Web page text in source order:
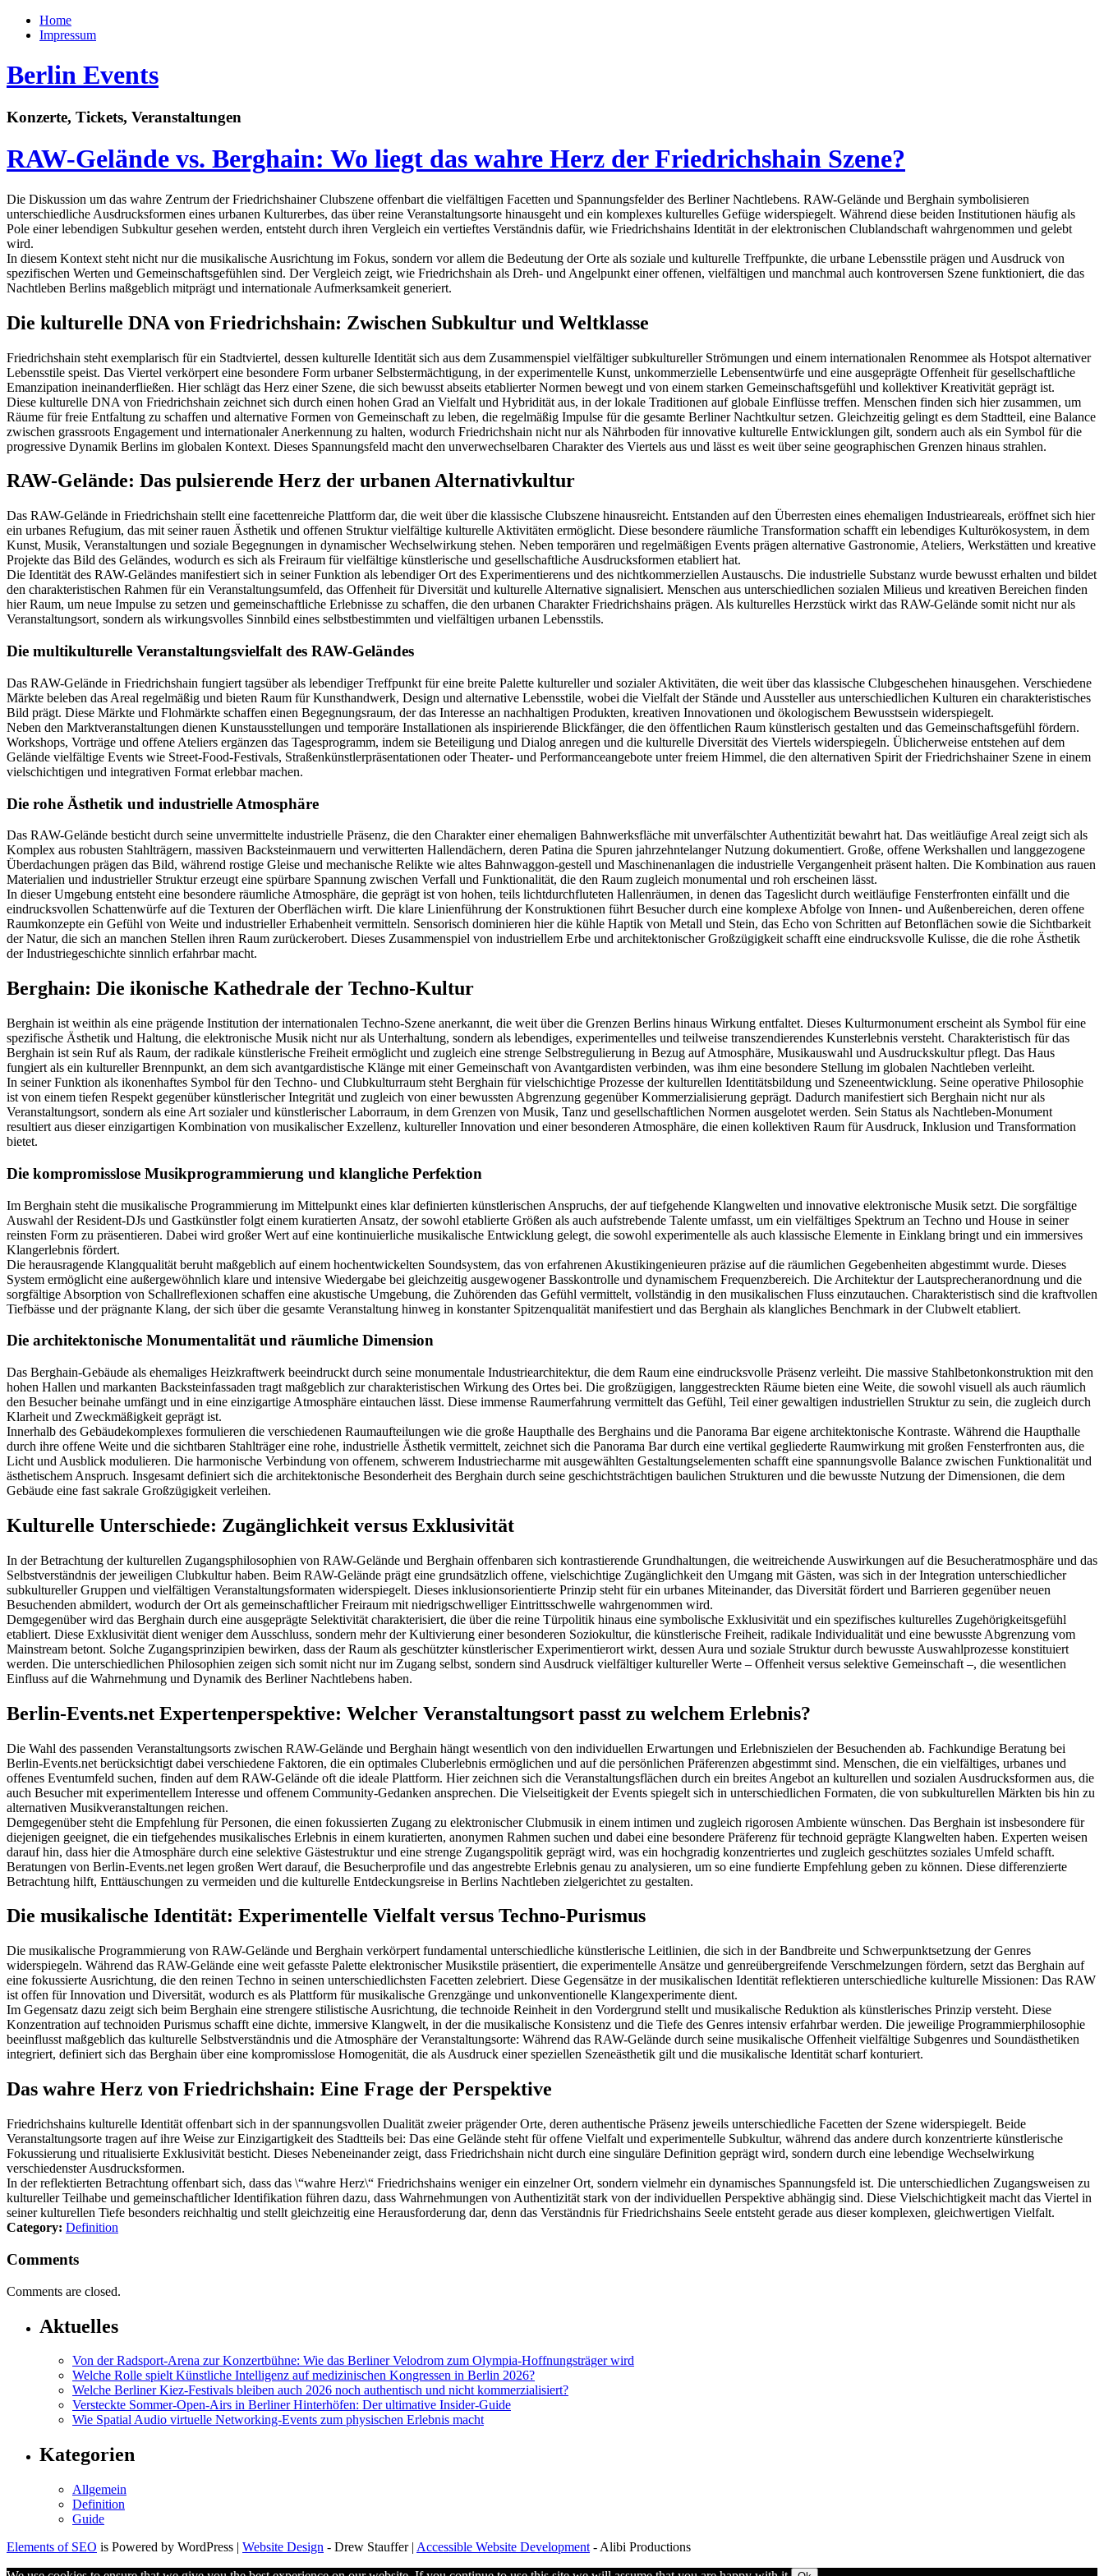
Home
Impressum
Berlin Events
Konzerte, Tickets, Veranstaltungen
RAW-Gelände vs. Berghain: Wo liegt das wahre Herz der Friedrichshain Szene?
Die Diskussion um das wahre Zentrum der Friedrichshainer Clubszene offenbart die vielfältigen Facetten und Spannungsfelder des Berliner Nachtlebens. RAW-Gelände und Berghain symbolisieren
unterschiedliche Ausdrucksformen eines urbanen Kulturerbes, das über reine Veranstaltungsorte hinausgeht und ein komplexes kulturelles Gefüge widerspiegelt. Während diese beiden Institutionen häufig als
Pole einer lebendigen Subkultur gesehen werden, entsteht durch ihren Vergleich ein vertieftes Verständnis dafür, wie Friedrichshains Identität in der elektronischen Clublandschaft wahrgenommen und gelebt
wird.
In diesem Kontext steht nicht nur die musikalische Ausrichtung im Fokus, sondern vor allem die Bedeutung der Orte als soziale und kulturelle Treffpunkte, die urbane Lebensstile prägen und Ausdruck von
spezifischen Werten und Gemeinschaftsgefühlen sind. Der Vergleich zeigt, wie Friedrichshain als Dreh- und Angelpunkt einer offenen, vielfältigen und manchmal auch kontroversen Szene funktioniert, die das
Nachtleben Berlins maßgeblich mitprägt und internationale Aufmerksamkeit generiert.
Die kulturelle DNA von Friedrichshain: Zwischen Subkultur und Weltklasse
Friedrichshain steht exemplarisch für ein Stadtviertel, dessen kulturelle Identität sich aus dem Zusammenspiel vielfältiger subkultureller Strömungen und einem internationalen Renommee als Hotspot alternativer
Lebensstile speist. Das Viertel verkörpert eine besondere Form urbaner Selbstermächtigung, in der experimentelle Kunst, unkommerzielle Lebensentwürfe und eine ausgeprägte Offenheit für gesellschaftliche
Emanzipation ineinanderfließen. Hier schlägt das Herz einer Szene, die sich bewusst abseits etablierter Normen bewegt und von einem starken Gemeinschaftsgefühl und kollektiver Kreativität geprägt ist.
Diese kulturelle DNA von Friedrichshain zeichnet sich durch einen hohen Grad an Vielfalt und Hybridität aus, in der lokale Traditionen auf globale Einflüsse treffen. Menschen finden sich hier zusammen, um
Räume für freie Entfaltung zu schaffen und alternative Formen von Gemeinschaft zu leben, die regelmäßig Impulse für die gesamte Berliner Nachtkultur setzen. Gleichzeitig gelingt es dem Stadtteil, eine Balance
zwischen grassroots Engagement und internationaler Anerkennung zu halten, wodurch Friedrichshain nicht nur als Nährboden für innovative kulturelle Entwicklungen gilt, sondern auch als ein Symbol für die
progressive Dynamik Berlins im globalen Kontext. Dieses Spannungsfeld macht den unverwechselbaren Charakter des Viertels aus und lässt es weit über seine geographischen Grenzen hinaus strahlen.
RAW-Gelände: Das pulsierende Herz der urbanen Alternativkultur
Das RAW-Gelände in Friedrichshain stellt eine facettenreiche Plattform dar, die weit über die klassische Clubszene hinausreicht. Entstanden auf den Überresten eines ehemaligen Industrieareals, eröffnet sich hier
ein urbanes Refugium, das mit seiner rauen Ästhetik und offenen Struktur vielfältige kulturelle Aktivitäten ermöglicht. Diese besondere räumliche Transformation schafft ein lebendiges Kulturökosystem, in dem
Kunst, Musik, Veranstaltungen und soziale Begegnungen in dynamischer Wechselwirkung stehen. Neben temporären und regelmäßigen Events prägen alternative Gastronomie, Ateliers, Werkstätten und kreative
Projekte das Bild des Geländes, wodurch es sich als Freiraum für vielfältige künstlerische und gesellschaftliche Ausdrucksformen etabliert hat.
Die Identität des RAW-Geländes manifestiert sich in seiner Funktion als lebendiger Ort des Experimentierens und des nichtkommerziellen Austauschs. Die industrielle Substanz wurde bewusst erhalten und bildet
den charakteristischen Rahmen für ein Veranstaltungsumfeld, das Offenheit für Diversität und kulturelle Alternative signalisiert. Menschen aus unterschiedlichen sozialen Milieus und kreativen Bereichen finden
hier Raum, um neue Impulse zu setzen und gemeinschaftliche Erlebnisse zu schaffen, die den urbanen Charakter Friedrichshains prägen. Als kulturelles Herzstück wirkt das RAW-Gelände somit nicht nur als
Veranstaltungsort, sondern als wirkungsvolles Sinnbild eines selbstbestimmten und vielfältigen urbanen Lebensstils.
Die multikulturelle Veranstaltungsvielfalt des RAW-Geländes
Das RAW-Gelände in Friedrichshain fungiert tagsüber als lebendiger Treffpunkt für eine breite Palette kultureller und sozialer Aktivitäten, die weit über das klassische Clubgeschehen hinausgehen. Verschiedene
Märkte beleben das Areal regelmäßig und bieten Raum für Kunsthandwerk, Design und alternative Lebensstile, wobei die Vielfalt der Stände und Aussteller aus unterschiedlichen Kulturen ein charakteristisches
Bild prägt. Diese Märkte und Flohmärkte schaffen einen Begegnungsraum, der das Interesse an nachhaltigen Produkten, kreativen Innovationen und ökologischem Bewusstsein widerspiegelt.
Neben den Marktveranstaltungen dienen Kunstausstellungen und temporäre Installationen als inspirierende Blickfänger, die den öffentlichen Raum künstlerisch gestalten und das Gemeinschaftsgefühl fördern.
Workshops, Vorträge und offene Ateliers ergänzen das Tagesprogramm, indem sie Beteiligung und Dialog anregen und die kulturelle Diversität des Viertels widerspiegeln. Üblicherweise entstehen auf dem
Gelände vielfältige Events wie Street-Food-Festivals, Straßenkünstlerpräsentationen oder Theater- und Performanceangebote unter freiem Himmel, die den alternativen Spirit der Friedrichshainer Szene in einem
vielschichtigen und integrativen Format erlebbar machen.
Die rohe Ästhetik und industrielle Atmosphäre
Das RAW-Gelände besticht durch seine unvermittelte industrielle Präsenz, die den Charakter einer ehemaligen Bahnwerksfläche mit unverfälschter Authentizität bewahrt hat. Das weitläufige Areal zeigt sich als
Komplex aus robusten Stahlträgern, massiven Backsteinmauern und verwitterten Hallendächern, deren Patina die Spuren jahrzehntelanger Nutzung dokumentiert. Große, offene Werkshallen und langgezogene
Überdachungen prägen das Bild, während rostige Gleise und mechanische Relikte wie altes Bahnwaggon-gestell und Maschinenanlagen die industrielle Vergangenheit präsent halten. Die Kombination aus rauen
Materialien und industrieller Struktur erzeugt eine spürbare Spannung zwischen Verfall und Funktionalität, die den Raum zugleich monumental und roh erscheinen lässt.
In dieser Umgebung entsteht eine besondere räumliche Atmosphäre, die geprägt ist von hohen, teils lichtdurchfluteten Hallenräumen, in denen das Tageslicht durch weitläufige Fensterfronten einfällt und die
eindrucksvollen Schattenwürfe auf die Texturen der Oberflächen wirft. Die klare Linienführung der Konstruktionen führt Besucher durch eine komplexe Abfolge von Innen- und Außenbereichen, deren offene
Raumkonzepte ein Gefühl von Weite und industrieller Erhabenheit vermitteln. Sensorisch dominieren hier die kühle Haptik von Metall und Stein, das Echo von Schritten auf Betonflächen sowie die Sichtbarkeit
der Natur, die sich an manchen Stellen ihren Raum zurückerobert. Dieses Zusammenspiel von industriellem Erbe und architektonischer Großzügigkeit schafft eine eindrucksvolle Kulisse, die die rohe Ästhetik
der Industriegeschichte sinnlich erfahrbar macht.
Berghain: Die ikonische Kathedrale der Techno-Kultur
Berghain ist weithin als eine prägende Institution der internationalen Techno-Szene anerkannt, die weit über die Grenzen Berlins hinaus Wirkung entfaltet. Dieses Kulturmonument erscheint als Symbol für eine
spezifische Ästhetik und Haltung, die elektronische Musik nicht nur als Unterhaltung, sondern als lebendiges, experimentelles und teilweise transzendierendes Kunsterlebnis versteht. Charakteristisch für das
Berghain ist sein Ruf als Raum, der radikale künstlerische Freiheit ermöglicht und zugleich eine strenge Selbstregulierung in Bezug auf Atmosphäre, Musikauswahl und Ausdruckskultur pflegt. Das Haus
fungiert als ein kultureller Brennpunkt, an dem sich avantgardistische Klänge mit einer Gemeinschaft von Avantgardisten verbinden, was ihm eine besondere Stellung im globalen Nachtleben verleiht.
In seiner Funktion als ikonenhaftes Symbol für den Techno- und Clubkulturraum steht Berghain für vielschichtige Prozesse der kulturellen Identitätsbildung und Szeneentwicklung. Seine operative Philosophie
ist von einem tiefen Respekt gegenüber künstlerischer Integrität und zugleich von einer bewussten Abgrenzung gegenüber Kommerzialisierung geprägt. Dadurch manifestiert sich Berghain nicht nur als
Veranstaltungsort, sondern als eine Art sozialer und künstlerischer Laborraum, in dem Grenzen von Musik, Tanz und gesellschaftlichen Normen ausgelotet werden. Sein Status als Nachtleben-Monument
resultiert aus dieser einzigartigen Kombination von musikalischer Exzellenz, kultureller Innovation und einer besonderen Atmosphäre, die einen kollektiven Raum für Ausdruck, Inklusion und Transformation
bietet.
Die kompromisslose Musikprogrammierung und klangliche Perfektion
Im Berghain steht die musikalische Programmierung im Mittelpunkt eines klar definierten künstlerischen Anspruchs, der auf tiefgehende Klangwelten und innovative elektronische Musik setzt. Die sorgfältige
Auswahl der Resident-DJs und Gastkünstler folgt einem kuratierten Ansatz, der sowohl etablierte Größen als auch aufstrebende Talente umfasst, um ein vielfältiges Spektrum an Techno und House in seiner
reinsten Form zu präsentieren. Dabei wird großer Wert auf eine kontinuierliche musikalische Entwicklung gelegt, die sowohl experimentelle als auch klassische Elemente in Einklang bringt und ein immersives
Klangerlebnis fördert.
Die herausragende Klangqualität beruht maßgeblich auf einem hochentwickelten Soundsystem, das von erfahrenen Akustikingenieuren präzise auf die räumlichen Gegebenheiten abgestimmt wurde. Dieses
System ermöglicht eine außergewöhnlich klare und intensive Wiedergabe bei gleichzeitig ausgewogener Basskontrolle und dynamischem Frequenzbereich. Die Architektur der Lautsprecheranordnung und die
sorgfältige Absorption von Schallreflexionen schaffen eine akustische Umgebung, die Zuhörenden das Gefühl vermittelt, vollständig in den musikalischen Fluss einzutauchen. Charakteristisch sind die kraftvollen
Tiefbässe und der prägnante Klang, der sich über die gesamte Veranstaltung hinweg in konstanter Spitzenqualität manifestiert und das Berghain als klangliches Benchmark in der Clubwelt etabliert.
Die architektonische Monumentalität und räumliche Dimension
Das Berghain-Gebäude als ehemaliges Heizkraftwerk beeindruckt durch seine monumentale Industriearchitektur, die dem Raum eine eindrucksvolle Präsenz verleiht. Die massive Stahlbetonkonstruktion mit den
hohen Hallen und markanten Backsteinfassaden tragt maßgeblich zur charakteristischen Wirkung des Ortes bei. Die großzügigen, langgestreckten Räume bieten eine Weite, die sowohl visuell als auch räumlich
den Besucher beinahe umfängt und in eine einzigartige Atmosphäre eintauchen lässt. Diese immense Raumerfahrung vermittelt das Gefühl, Teil einer gewaltigen industriellen Struktur zu sein, die zugleich durch
Klarheit und Zweckmäßigkeit geprägt ist.
Innerhalb des Gebäudekomplexes formulieren die verschiedenen Raumaufteilungen wie die große Haupthalle des Berghains und die Panorama Bar eigene architektonische Kontraste. Während die Haupthalle
durch ihre offene Weite und die sichtbaren Stahlträger eine rohe, industrielle Ästhetik vermittelt, zeichnet sich die Panorama Bar durch eine vertikal gegliederte Raumwirkung mit großen Fensterfronten aus, die
Licht und Ausblick modulieren. Die harmonische Verbindung von offenem, schwerem Industriecharme mit ausgewählten Gestaltungselementen schafft eine spannungsvolle Balance zwischen Funktionalität und
ästhetischem Anspruch. Insgesamt definiert sich die architektonische Besonderheit des Berghain durch seine geschichtsträchtigen baulichen Strukturen und die bewusste Nutzung der Dimensionen, die dem
Gebäude eine fast sakrale Großzügigkeit verleihen.
Kulturelle Unterschiede: Zugänglichkeit versus Exklusivität
In der Betrachtung der kulturellen Zugangsphilosophien von RAW-Gelände und Berghain offenbaren sich kontrastierende Grundhaltungen, die weitreichende Auswirkungen auf die Besucheratmosphäre und das
Selbstverständnis der jeweiligen Clubkultur haben. Beim RAW-Gelände prägt eine grundsätzlich offene, vielschichtige Zugänglichkeit den Umgang mit Gästen, was sich in der Integration unterschiedlicher
subkultureller Gruppen und vielfältigen Veranstaltungsformaten widerspiegelt. Dieses inklusionsorientierte Prinzip steht für ein urbanes Miteinander, das Diversität fördert und Barrieren gegenüber neuen
Besuchenden abmildert, wodurch der Ort als gemeinschaftlicher Freiraum mit niedrigschwelliger Eintrittsschwelle wahrgenommen wird.
Demgegenüber wird das Berghain durch eine ausgeprägte Selektivität charakterisiert, die über die reine Türpolitik hinaus eine symbolische Exklusivität und ein spezifisches kulturelles Zugehörigkeitsgefühl
etabliert. Diese Exklusivität dient weniger dem Ausschluss, sondern mehr der Kultivierung einer besonderen Soziokultur, die künstlerische Freiheit, radikale Individualität und eine bewusste Abgrenzung vom
Mainstream betont. Solche Zugangsprinzipien bewirken, dass der Raum als geschützter künstlerischer Experimentierort wirkt, dessen Aura und soziale Struktur durch bewusste Auswahlprozesse konstituiert
werden. Die unterschiedlichen Philosophien zeigen sich somit nicht nur im Zugang selbst, sondern sind Ausdruck vielfältiger kultureller Werte – Offenheit versus selektive Gemeinschaft –, die wesentlichen
Einfluss auf die Wahrnehmung und Dynamik des Berliner Nachtlebens haben.
Berlin-Events.net Expertenperspektive: Welcher Veranstaltungsort passt zu welchem Erlebnis?
Die Wahl des passenden Veranstaltungsorts zwischen RAW-Gelände und Berghain hängt wesentlich von den individuellen Erwartungen und Erlebniszielen der Besuchenden ab. Fachkundige Beratung bei
Berlin-Events.net berücksichtigt dabei verschiedene Faktoren, die ein optimales Cluberlebnis ermöglichen und auf die persönlichen Präferenzen abgestimmt sind. Menschen, die ein vielfältiges, urbanes und
offenes Eventumfeld suchen, finden auf dem RAW-Gelände oft die ideale Plattform. Hier zeichnen sich die Veranstaltungsflächen durch ein breites Angebot an kulturellen und sozialen Ausdrucksformen aus, die
auch Besucher mit experimentellem Interesse und offenem Community-Gedanken ansprechen. Die Vielseitigkeit der Events spiegelt sich in unterschiedlichen Formaten, die von subkulturellen Märkten bis hin zu
alternativen Musikveranstaltungen reichen.
Demgegenüber steht die Empfehlung für Personen, die einen fokussierten Zugang zu elektronischer Clubmusik in einem intimen und zugleich rigorosen Ambiente wünschen. Das Berghain ist insbesondere für
diejenigen geeignet, die ein tiefgehendes musikalisches Erlebnis in einem kuratierten, anonymen Rahmen suchen und dabei eine besondere Präferenz für technoid geprägte Klangwelten haben. Experten weisen
darauf hin, dass hier die Atmosphäre durch eine selektive Gästestruktur und eine strenge Zugangspolitik geprägt wird, was ein hochgradig konzentriertes und zugleich geschütztes soziales Umfeld schafft.
Beratungen von Berlin-Events.net legen großen Wert darauf, die Besucherprofile und das angestrebte Erlebnis genau zu analysieren, um so eine fundierte Empfehlung geben zu können. Diese differenzierte
Betrachtung hilft, Enttäuschungen zu vermeiden und die kulturelle Entdeckungsreise in Berlins Nachtleben zielgerichtet zu gestalten.
Die musikalische Identität: Experimentelle Vielfalt versus Techno-Purismus
Die musikalische Programmierung von RAW-Gelände und Berghain verkörpert fundamental unterschiedliche künstlerische Leitlinien, die sich in der Bandbreite und Schwerpunktsetzung der Genres
widerspiegeln. Während das RAW-Gelände eine weit gefasste Palette elektronischer Musikstile präsentiert, die experimentelle Ansätze und genreübergreifende Verschmelzungen fördern, setzt das Berghain auf
eine fokussierte Ausrichtung, die den reinen Techno in seinen unterschiedlichsten Facetten zelebriert. Diese Gegensätze in der musikalischen Identität reflektieren unterschiedliche kulturelle Missionen: Das RAW
ist offen für Innovation und Diversität, wodurch es als Plattform für musikalische Grenzgänge und unkonventionelle Klangexperimente dient.
Im Gegensatz dazu zeigt sich beim Berghain eine strengere stilistische Ausrichtung, die technoide Reinheit in den Vordergrund stellt und musikalische Reduktion als künstlerisches Prinzip versteht. Diese
Konzentration auf technoiden Purismus schafft eine dichte, immersive Klangwelt, in der die musikalische Konsistenz und die Tiefe des Genres intensiv erfahrbar werden. Die jeweilige Programmierphilosophie
beeinflusst maßgeblich das kulturelle Selbstverständnis und die Atmosphäre der Veranstaltungsorte: Während das RAW-Gelände durch seine musikalische Offenheit vielfältige Subgenres und Soundästhetiken
integriert, definiert sich das Berghain über eine kompromisslose Homogenität, die als Ausdruck einer speziellen Szeneästhetik gilt und die musikalische Identität scharf konturiert.
Das wahre Herz von Friedrichshain: Eine Frage der Perspektive
Friedrichshains kulturelle Identität offenbart sich in der spannungsvollen Dualität zweier prägender Orte, deren authentische Präsenz jeweils unterschiedliche Facetten der Szene widerspiegelt. Beide
Veranstaltungsorte tragen auf ihre Weise zur Einzigartigkeit des Stadtteils bei: Das eine Gelände steht für offene Vielfalt und experimentelle Subkultur, während das andere durch konzentrierte künstlerische
Fokussierung und ritualisierte Exklusivität besticht. Dieses Nebeneinander zeigt, dass Friedrichshain nicht durch eine singuläre Definition geprägt wird, sondern durch eine lebendige Wechselwirkung
verschiedenster Ausdrucksformen.
In der reflektierten Betrachtung offenbart sich, dass das \“wahre Herz\“ Friedrichshains weniger ein einzelner Ort, sondern vielmehr ein dynamisches Spannungsfeld ist. Die unterschiedlichen Zugangsweisen zu
kultureller Teilhabe und gemeinschaftlicher Identifikation führen dazu, dass Wahrnehmungen von Authentizität stark von der individuellen Perspektive abhängig sind. Diese Vielschichtigkeit macht das Viertel in
seiner kulturellen Tiefe besonders reichhaltig und stellt gleichzeitig eine Herausforderung dar, denn das Verständnis für Friedrichshains Seele entsteht gerade aus dieser komplexen, gleichwertigen Vielfalt.
Category: Definition
Comments
Comments are closed.
Aktuelles
Von der Radsport-Arena zur Konzertbühne: Wie das Berliner Velodrom zum Olympia-Hoffnungsträger wird
Welche Rolle spielt Künstliche Intelligenz auf medizinischen Kongressen in Berlin 2026?
Welche Berliner Kiez-Festivals bleiben auch 2026 noch authentisch und nicht kommerzialisiert?
Versteckte Sommer-Open-Airs in Berliner Hinterhöfen: Der ultimative Insider-Guide
Wie Spatial Audio virtuelle Networking-Events zum physischen Erlebnis macht
Kategorien
Allgemein
Definition
Guide
Elements of SEO is Powered by WordPress | Website Design - Drew Stauffer | Accessible Website Development - Alibi Productions